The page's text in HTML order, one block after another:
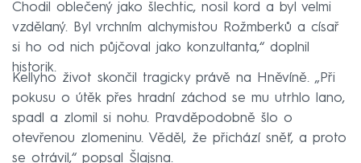
Chodil oblečený jako šlechtic, nosil kord a byl velmi
vzdělaný. Byl vrchním alchymistou Rožmberků a císař
si ho od nich půjčoval jako konzultanta,“ doplnil
historik.
Kellyho život skončil tragicky právě na Hněvíně. „Při
pokusu o útěk přes hradní záchod se mu utrhlo lano,
spadl a zlomil si nohu. Pravděpodobně šlo o
otevřenou zlomeninu. Věděl, že přichází sněť, a proto
se otrávil,“ popsal Šlajsna.